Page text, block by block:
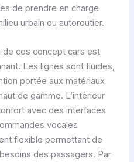
de prendre en charge
urbain ou autoroutier.
de ces concept cars est
Les lignes sont fluides,
portée aux matériaux
de gamme. L’intérieur
avec des interfaces
vocales
flexible permettant de
des passagers. Par